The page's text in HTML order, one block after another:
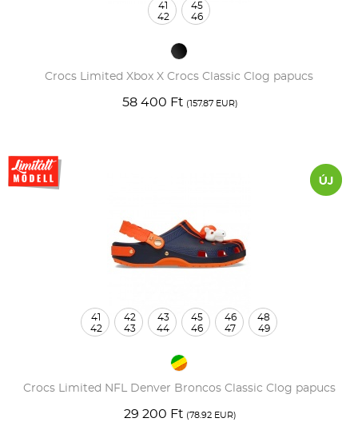
Crocs Limited Xbox X Crocs Classic Clog papucs
58 400 Ft (157.87 EUR)
41
42
45
46
Crocs Limited NFL Denver Broncos Classic Clog papucs
29 200 Ft (78.92 EUR)
41
42
42
43
43
44
45
46
46
47
48
49